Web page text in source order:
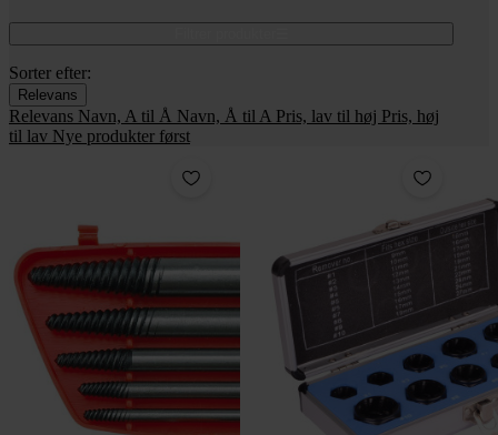
Sorter efter:
Relevans
Relevans Navn, A til Å Navn, Å til A Pris, lav til høj Pris, høj
til lav Nye produkter først